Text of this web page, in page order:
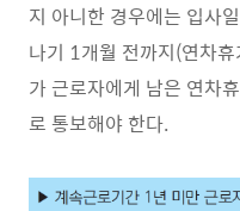
지 아니한 경우에는 입사
나기 1개월 전까지(연차
가 근로자에게 남은 연차
로 통보해야 한다.